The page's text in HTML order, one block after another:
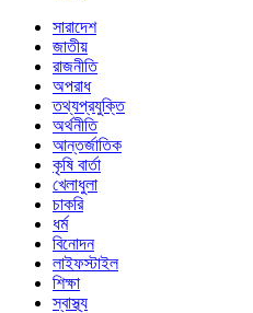
সারাদেশ
জাতীয়
রাজনীতি
অপরাধ
তথ্যপ্রযুক্তি
অর্থনীতি
আন্তর্জাতিক
কৃষি বার্তা
খেলাধুলা
চাকরি
ধর্ম
বিনোদন
লাইফস্টাইল
শিক্ষা
স্বাস্থ্য